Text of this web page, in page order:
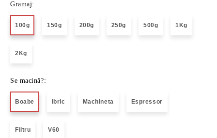
Gramaj:
100g 150g 200g 250g 500g 1Kg
2Kg
Se macină?:
Boabe Ibric Machineta Espressor
Filtru V60